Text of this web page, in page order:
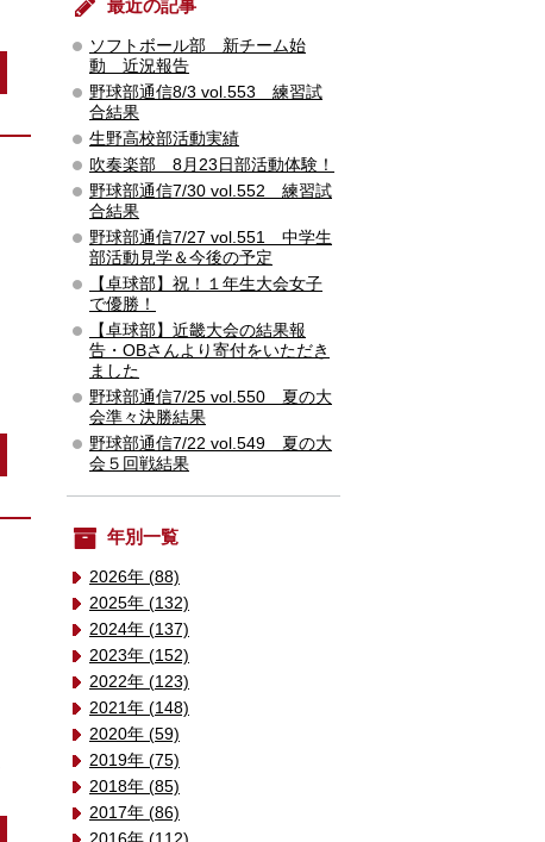
最近の記事
ソフトボール部 新チーム始
動 近況報告
野球部通信8/3 vol.553 練習試
合結果
生野高校部活動実績
吹奏楽部 8月23日部活動体験！
野球部通信7/30 vol.552 練習試
合結果
野球部通信7/27 vol.551 中学生
部活動見学＆今後の予定
【卓球部】祝！１年生大会女子
で優勝！
【卓球部】近畿大会の結果報
告・OBさんより寄付をいただき
ました
野球部通信7/25 vol.550 夏の大
会準々決勝結果
野球部通信7/22 vol.549 夏の大
会５回戦結果
年別一覧
2026年 (88)
2025年 (132)
2024年 (137)
2023年 (152)
2022年 (123)
2021年 (148)
2020年 (59)
2019年 (75)
2018年 (85)
2017年 (86)